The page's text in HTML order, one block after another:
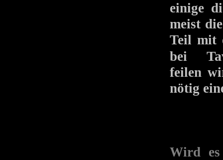
einige
meist
Teil mit
bei
feilen
nötig
Wird